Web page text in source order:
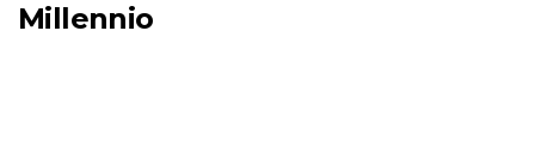
Millennio